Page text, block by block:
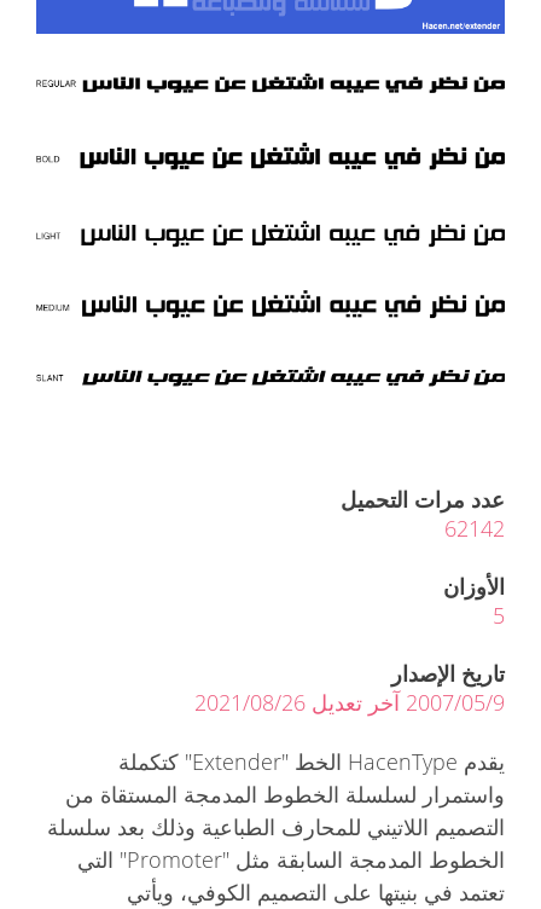
عدد مرات التحميل
62142
الأوزان
5
تاريخ الإصدار
2007/05/9 آخر تعديل 2021/08/26
يقدم HacenType الخط "Extender" كتكملة
واستمرار لسلسلة الخطوط المدمجة المستقاة من
التصميم اللاتيني للمحارف الطباعية وذلك بعد سلسلة
الخطوط المدمجة السابقة مثل "Promoter" التي
تعتمد في بنيتها على التصميم الكوفي، ويأتي